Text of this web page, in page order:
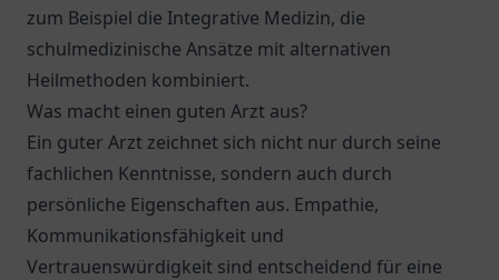
zum Beispiel die Integrative Medizin, die
schulmedizinische Ansätze mit alternativen
Heilmethoden kombiniert.
Was macht einen guten Arzt aus?
Ein guter Arzt zeichnet sich nicht nur durch seine
fachlichen Kenntnisse, sondern auch durch
persönliche Eigenschaften aus. Empathie,
Kommunikationsfähigkeit und
Vertrauenswürdigkeit sind entscheidend für eine